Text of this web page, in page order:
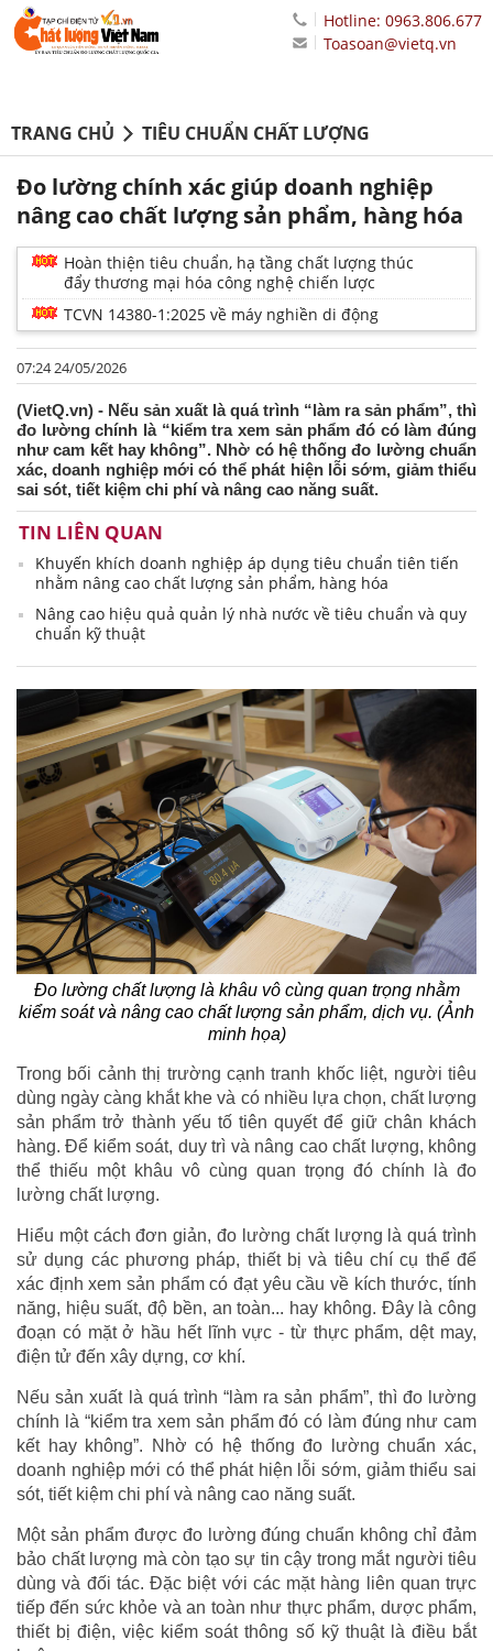
Hotline: 0963.806.677
Toasoan@vietq.vn
TRANG CHỦ TIÊU CHUẨN CHẤT LƯỢNG
Đo lường chính xác giúp doanh nghiệp
nâng cao chất lượng sản phẩm, hàng hóa
Hoàn thiện tiêu chuẩn, hạ tầng chất lượng thúc
đẩy thương mại hóa công nghệ chiến lược
TCVN 14380-1:2025 về máy nghiền di động
07:24 24/05/2026
(VietQ.vn) - Nếu sản xuất là quá trình “làm ra sản phẩm”, thì
đo lường chính là “kiểm tra xem sản phẩm đó có làm đúng
như cam kết hay không”. Nhờ có hệ thống đo lường chuẩn
xác, doanh nghiệp mới có thể phát hiện lỗi sớm, giảm thiểu
sai sót, tiết kiệm chi phí và nâng cao năng suất.
TIN LIÊN QUAN
Khuyến khích doanh nghiệp áp dụng tiêu chuẩn tiên tiến
nhằm nâng cao chất lượng sản phẩm, hàng hóa
Nâng cao hiệu quả quản lý nhà nước về tiêu chuẩn và quy
chuẩn kỹ thuật
Đo lường chất lượng là khâu vô cùng quan trọng nhằm
kiểm soát và nâng cao chất lượng sản phẩm, dịch vụ. (Ảnh
minh họa)
Trong bối cảnh thị trường cạnh tranh khốc liệt, người tiêu
dùng ngày càng khắt khe và có nhiều lựa chọn, chất lượng
sản phẩm trở thành yếu tố tiên quyết để giữ chân khách
hàng. Để kiểm soát, duy trì và nâng cao chất lượng, không
thể thiếu một khâu vô cùng quan trọng đó chính là đo
lường chất lượng.
Hiểu một cách đơn giản, đo lường chất lượng là quá trình
sử dụng các phương pháp, thiết bị và tiêu chí cụ thể để
xác định xem sản phẩm có đạt yêu cầu về kích thước, tính
năng, hiệu suất, độ bền, an toàn... hay không. Đây là công
đoạn có mặt ở hầu hết lĩnh vực - từ thực phẩm, dệt may,
điện tử đến xây dựng, cơ khí.
Nếu sản xuất là quá trình “làm ra sản phẩm”, thì đo lường
chính là “kiểm tra xem sản phẩm đó có làm đúng như cam
kết hay không”. Nhờ có hệ thống đo lường chuẩn xác,
doanh nghiệp mới có thể phát hiện lỗi sớm, giảm thiểu sai
sót, tiết kiệm chi phí và nâng cao năng suất.
Một sản phẩm được đo lường đúng chuẩn không chỉ đảm
bảo chất lượng mà còn tạo sự tin cậy trong mắt người tiêu
dùng và đối tác. Đặc biệt với các mặt hàng liên quan trực
tiếp đến sức khỏe và an toàn như thực phẩm, dược phẩm,
thiết bị điện, việc kiểm soát thông số kỹ thuật là điều bắt